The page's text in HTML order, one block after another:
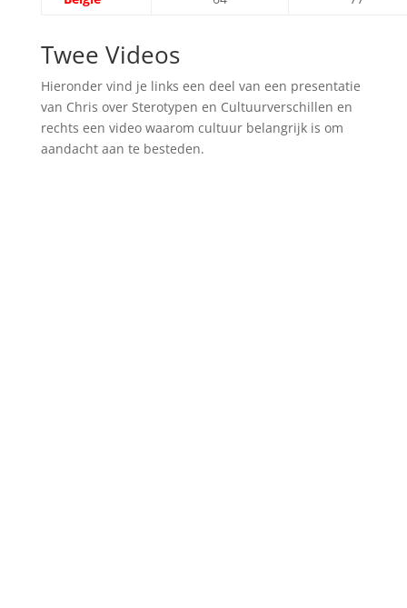
Twee Videos
Hieronder vind je links een deel van een presentatie
van Chris over Sterotypen en Cultuurverschillen en
rechts een video waarom cultuur belangrijk is om
aandacht aan te besteden.